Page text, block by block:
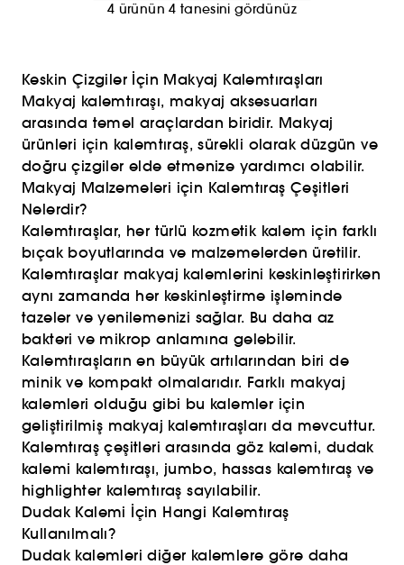
4 ürünün 4 tanesini gördünüz
Keskin Çizgiler İçin Makyaj Kalemtıraşları
Makyaj kalemtıraşı, makyaj aksesuarları
arasında temel araçlardan biridir. Makyaj
ürünleri için kalemtıraş, sürekli olarak düzgün ve
doğru çizgiler elde etmenize yardımcı olabilir.
Makyaj Malzemeleri için Kalemtıraş Çeşitleri
Nelerdir?
Kalemtıraşlar, her türlü kozmetik kalem için farklı
bıçak boyutlarında ve malzemelerden üretilir.
Kalemtıraşlar makyaj kalemlerini keskinleştirirken
aynı zamanda her keskinleştirme işleminde
tazeler ve yenilemenizi sağlar. Bu daha az
bakteri ve mikrop anlamına gelebilir.
Kalemtıraşların en büyük artılarından biri de
minik ve kompakt olmalarıdır. Farklı makyaj
kalemleri olduğu gibi bu kalemler için
geliştirilmiş makyaj kalemtıraşları da mevcuttur.
Kalemtıraş çeşitleri arasında göz kalemi, dudak
kalemi kalemtıraşı, jumbo, hassas kalemtıraş ve
highlighter kalemtıraş sayılabilir.
Dudak Kalemi İçin Hangi Kalemtıraş
Kullanılmalı?
Dudak kalemleri diğer kalemlere göre daha